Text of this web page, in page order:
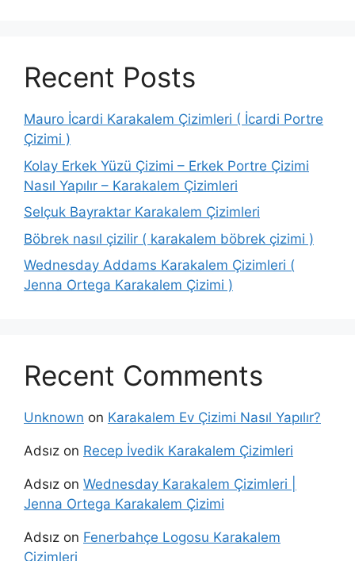
Recent Posts
Mauro İcardi Karakalem Çizimleri ( İcardi Portre
Çizimi )
Kolay Erkek Yüzü Çizimi – Erkek Portre Çizimi
Nasıl Yapılır – Karakalem Çizimleri
Selçuk Bayraktar Karakalem Çizimleri
Böbrek nasıl çizilir ( karakalem böbrek çizimi )
Wednesday Addams Karakalem Çizimleri (
Jenna Ortega Karakalem Çizimi )
Recent Comments
Unknown on Karakalem Ev Çizimi Nasıl Yapılır?
Adsız on Recep İvedik Karakalem Çizimleri
Adsız on Wednesday Karakalem Çizimleri |
Jenna Ortega Karakalem Çizimi
Adsız on Fenerbahçe Logosu Karakalem
Çizimleri